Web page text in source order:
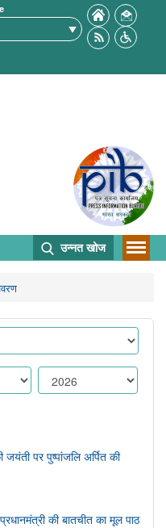
उन्नत खोज
जयंती पर पुष्पांजलि अर्पित की
की बातचीत का मूल पाठ